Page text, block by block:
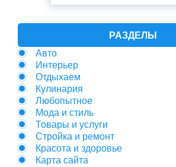
РАЗДЕЛЫ
Авто
Интерьер
Отдыхаем
Кулинария
Любопытное
Мода и стиль
Товары и услуги
Стройка и ремонт
Красота и здоровье
Карта сайта